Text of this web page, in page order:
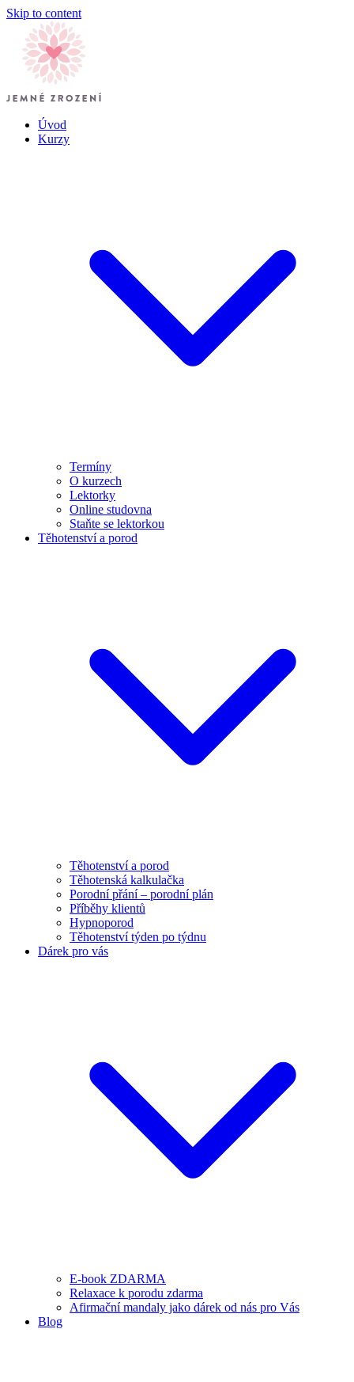
Skip to content
Úvod
Kurzy
Termíny
O kurzech
Lektorky
Online studovna
Staňte se lektorkou
Těhotenství a porod
Těhotenství a porod
Těhotenská kalkulačka
Porodní přání – porodní plán
Příběhy klientů
Hypnoporod
Těhotenství týden po týdnu
Dárek pro vás
E-book ZDARMA
Relaxace k porodu zdarma
Afirmační mandaly jako dárek od nás pro Vás
Blog